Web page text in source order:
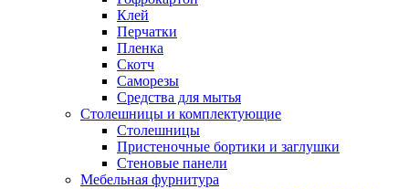
Клей
Перчатки
Пленка
Скотч
Саморезы
Средства для мытья
Столешницы и комплектующие
Столешницы
Пристеночные бортики и заглушки
Стеновые панели
Мебельная фурнитура